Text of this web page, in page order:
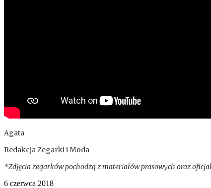
Agata
Redakcja Zegarki i Moda
*Zdjęcia zegarków pochodzą z materiałów prasowych oraz
6 czerwca 2018